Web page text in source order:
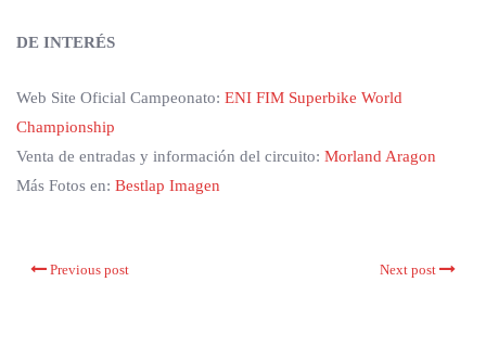
DE INTERÉS
Web Site Oficial Campeonato: ENI FIM Superbike World
Championship
Venta de entradas y información del circuito: Morland Aragon
Más Fotos en: Bestlap Imagen
Previous post Next post